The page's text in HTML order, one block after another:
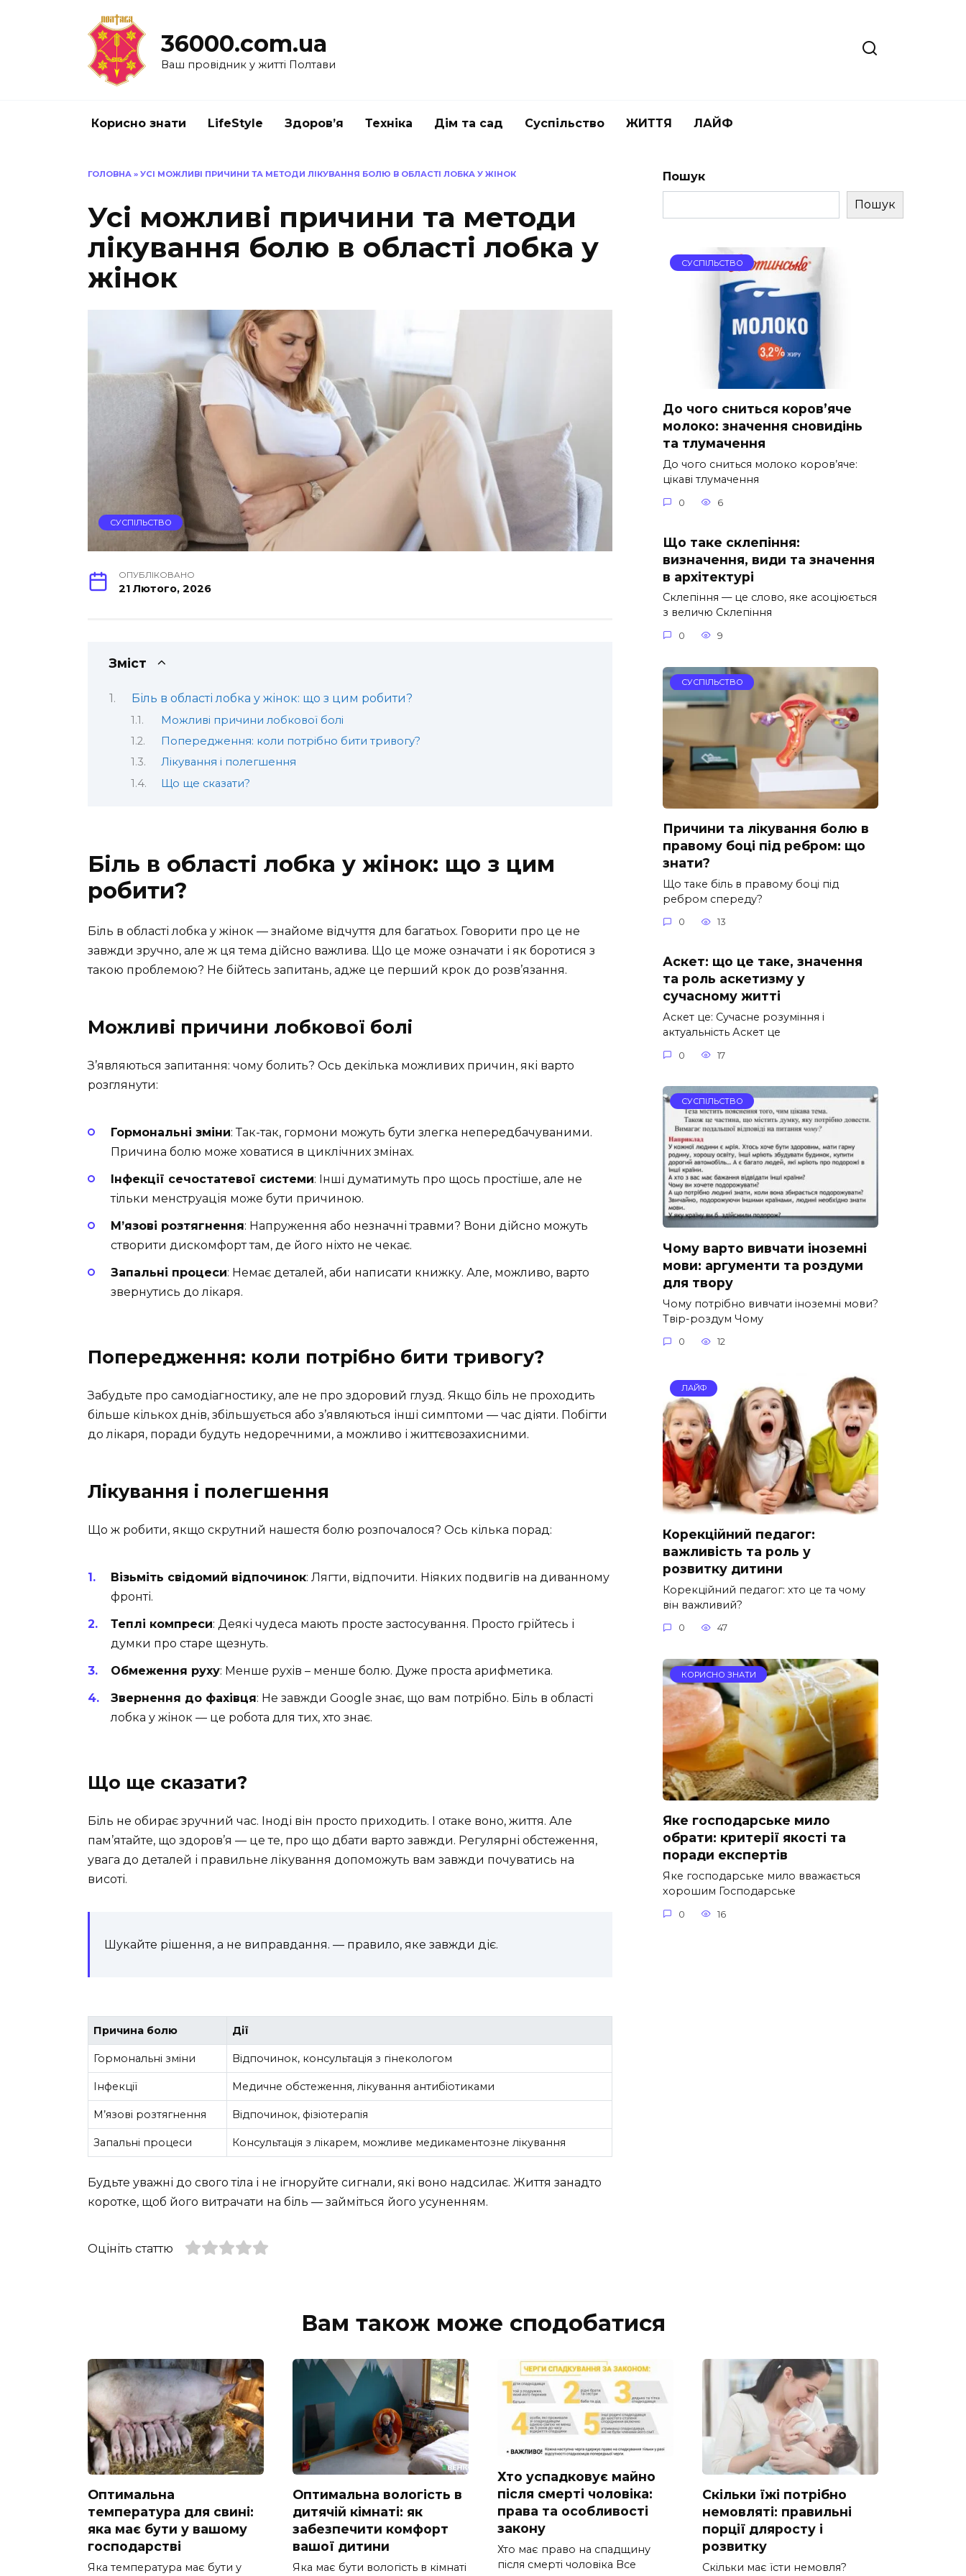
36000.com.ua
Ваш провідник у житті Полтави
Корисно знати LifeStyle Здоров’я Техніка Дім та сад Суспільство ЖИТТЯ ЛАЙФ
ГОЛОВНА » УСІ МОЖЛИВІ ПРИЧИНИ ТА МЕТОДИ ЛІКУВАННЯ БОЛЮ В ОБЛАСТІ ЛОБКА У ЖІНОК
Усі можливі причини та методи
лікування болю в області лобка у
жінок
СУСПІЛЬСТВО
ОПУБЛІКОВАНО
21 Лютого, 2026
Зміст
Біль в області лобка у жінок: що з цим робити?
Можливі причини лобкової болі
Попередження: коли потрібно бити тривогу?
Лікування і полегшення
Що ще сказати?
Біль в області лобка у жінок: що з цим
робити?
Біль в області лобка у жінок — знайоме відчуття для багатьох. Говорити про це не
завжди зручно, але ж ця тема дійсно важлива. Що це може означати і як боротися з
такою проблемою? Не бійтесь запитань, адже це перший крок до розв’язання.
Можливі причини лобкової болі
З’являються запитання: чому болить? Ось декілька можливих причин, які варто
розглянути:
Гормональні зміни: Так-так, гормони можуть бути злегка непередбачуваними.
Причина болю може ховатися в циклічних змінах.
Інфекції сечостатевої системи: Інші думатимуть про щось простіше, але не
тільки менструація може бути причиною.
М’язові розтягнення: Напруження або незначні травми? Вони дійсно можуть
створити дискомфорт там, де його ніхто не чекає.
Запальні процеси: Немає деталей, аби написати книжку. Але, можливо, варто
звернутись до лікаря.
Попередження: коли потрібно бити тривогу?
Забудьте про самодіагностику, але не про здоровий глузд. Якщо біль не проходить
більше кількох днів, збільшується або з’являються інші симптоми — час діяти. Побігти
до лікаря, поради будуть недоречними, а можливо і життєвозахисними.
Лікування і полегшення
Що ж робити, якщо скрутний нашестя болю розпочалося? Ось кілька порад:
Візьміть свідомий відпочинок: Лягти, відпочити. Ніяких подвигів на диванному
фронті.
Теплі компреси: Деякі чудеса мають просте застосування. Просто грійтесь і
думки про старе щезнуть.
Обмеження руху: Менше рухів – менше болю. Дуже проста арифметика.
Звернення до фахівця: Не завжди Google знає, що вам потрібно. Біль в області
лобка у жінок — це робота для тих, хто знає.
Що ще сказати?
Біль не обирає зручний час. Іноді він просто приходить. І отаке воно, життя. Але
пам’ятайте, що здоров’я — це те, про що дбати варто завжди. Регулярні обстеження,
увага до деталей і правильне лікування допоможуть вам завжди почуватись на
висоті.
Шукайте рішення, а не виправдання. — правило, яке завжди діє.
Причина болю Дії
Гормональні зміни Відпочинок, консультація з гінекологом
Інфекції Медичне обстеження, лікування антибіотиками
М’язові розтягнення Відпочинок, фізіотерапія
Запальні процеси Консультація з лікарем, можливе медикаментозне лікування
Будьте уважні до свого тіла і не ігноруйте сигнали, які воно надсилає. Життя занадто
коротке, щоб його витрачати на біль — займіться його усуненням.
Оцініть статтю
Пошук
Пошук
СУСПІЛЬСТВО
До чого сниться коров’яче
молоко: значення сновидінь
та тлумачення
До чого сниться молоко коров’яче:
цікаві тлумачення
0 6
Що таке склепіння:
визначення, види та значення
в архітектурі
Склепіння — це слово, яке асоціюється
з величю Склепіння
0 9
СУСПІЛЬСТВО
Причини та лікування болю в
правому боці під ребром: що
знати?
Що таке біль в правому боці під
ребром спереду?
0 13
Аскет: що це таке, значення
та роль аскетизму у
сучасному житті
Аскет це: Сучасне розуміння і
актуальність Аскет це
0 17
СУСПІЛЬСТВО
Чому варто вивчати іноземні
мови: аргументи та роздуми
для твору
Чому потрібно вивчати іноземні мови?
Твір-роздум Чому
0 12
ЛАЙФ
Корекційний педагог:
важливість та роль у
розвитку дитини
Корекційний педагог: хто це та чому
він важливий?
0 47
КОРИСНО ЗНАТИ
Яке господарське мило
обрати: критерії якості та
поради експертів
Яке господарське мило вважається
хорошим Господарське
0 16
Вам також може сподобатися
Оптимальна
температура для свині:
яка має бути у вашому
господарстві
Яка температура має бути у
Оптимальна вологість в
дитячій кімнаті: як
забезпечити комфорт
вашої дитини
Яка має бути вологість в кімнаті
Хто успадковує майно
після смерті чоловіка:
права та особливості
закону
Хто має право на спадщину
після смерті чоловіка Все
Скільки їжі потрібно
немовляті: правильні
порції дляросту і
розвитку
Скільки має їсти немовля?